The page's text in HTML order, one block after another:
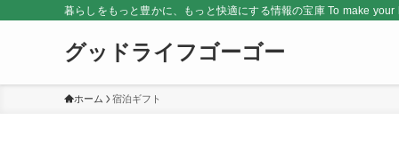
暮らしをもっと豊かに、もっと快適にする情報の宝庫 To make
グッドライフゴーゴー
ホーム 宿泊ギフト